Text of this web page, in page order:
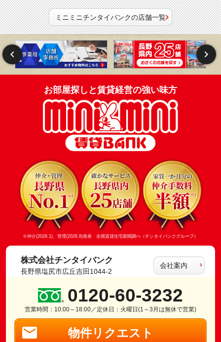
ミニミニチンタイバンクの店舗一覧
お部屋探しと賃貸経営の強い味方
※仲介(2026.1)、管理(2026.8)発表 全国賃貸住宅新聞調べ（チンタイバンクグループ）
株式会社チンタイバンク
長野県塩尻市広丘吉田1044-2
会社案内
0120-60-3232
営業時間：10:00～18:00／定休日：火曜日(1～3月は無休で営業)
物件リクエスト